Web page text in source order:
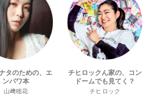
タのための、エ
ンパワ本
山﨑穂花
チヒロックん家の、コン
ドームでも見てく？
チヒロック